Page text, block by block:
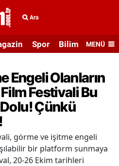
Ara
Spor Bilim veMENÜ
Engeli Olanların
Festivali Bu
Çünkü
görme ve işitme engeli
bir platform sunmaya
20-26 Ekim tarihleri